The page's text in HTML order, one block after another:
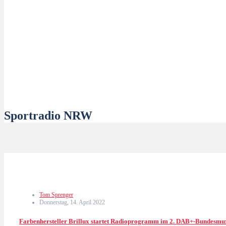
Sportradio NRW
Tom Sprenger
Donnerstag, 14. April 2022
Farbenhersteller Brillux startet Radioprogramm im 2. DAB+-